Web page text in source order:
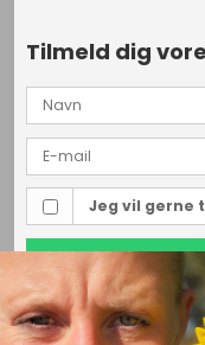
Tilmeld dig
Jeg vil gerne
Outdoor i